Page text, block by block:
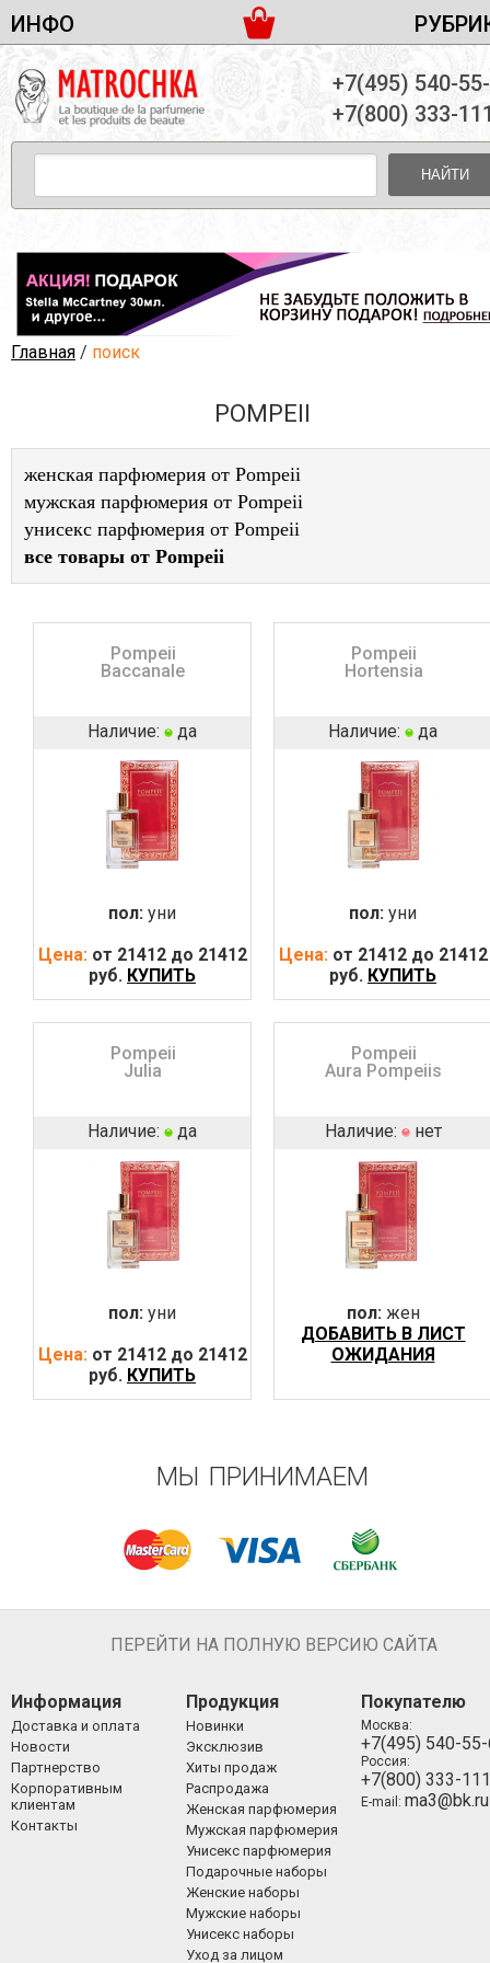
ИНФО
ДОСТАВКА И ОПЛАТА
ПАРТНЕРСТВО
КОНТАКТЫ
ЖЕНСКАЯ ПАРФЮМЕРИЯ
МУЖСКАЯ ПАРФЮМЕРИЯ
УНИСЕКС ПАРФЮМЕРИЯ
ЖЕНСКИЕ НАБОРЫ
МУЖСКИЕ НАБОРЫ
УНИСЕКС НАБОРЫ
УХОД ЗА ЛИЦОМ
ДЕКОРАТИВНАЯ КОСМЕТИКА
+7(495) 540-
+7(800) 333-
НАЙТИ
Главная / поиск
POMPEII
женская парфюмерия от Pompeii
мужская парфюмерия от Pompeii
унисекс парфюмерия от Pompeii
все товары от Pompeii
Pompeii
Baccanale
Наличие: да
пол: уни
Цена: от 21412 до 21412
руб. КУПИТЬ
Pompeii
Hortensia
Наличие: да
пол: уни
Цена: от 21412 до 21412
руб. КУПИТЬ
Pompeii
Julia
Наличие: да
пол: уни
Цена: от 21412 до 21412
руб. КУПИТЬ
Pompeii
Aura Pompeiis
Наличие: нет
пол: жен
ДОБАВИТЬ В ЛИСТ
ОЖИДАНИЯ
МЫ ПРИНИМАЕМ
ПЕРЕЙТИ НА ПОЛНУЮ ВЕРСИЮ САЙТА
Информация
Доставка и оплата
Новости
Партнерство
Корпоративным
клиентам
Контакты
Продукция
Новинки
Эксклюзив
Хиты продаж
Распродажа
Женская парфюмерия
Мужская парфюмерия
Унисекс парфюмерия
Подарочные наборы
Женские наборы
Мужские наборы
Унисекс наборы
Уход за лицом
Покупателю
Москва:
+7(495) 540-
Россия:
+7(800) 333-
E-mail: ma3@bk.ru